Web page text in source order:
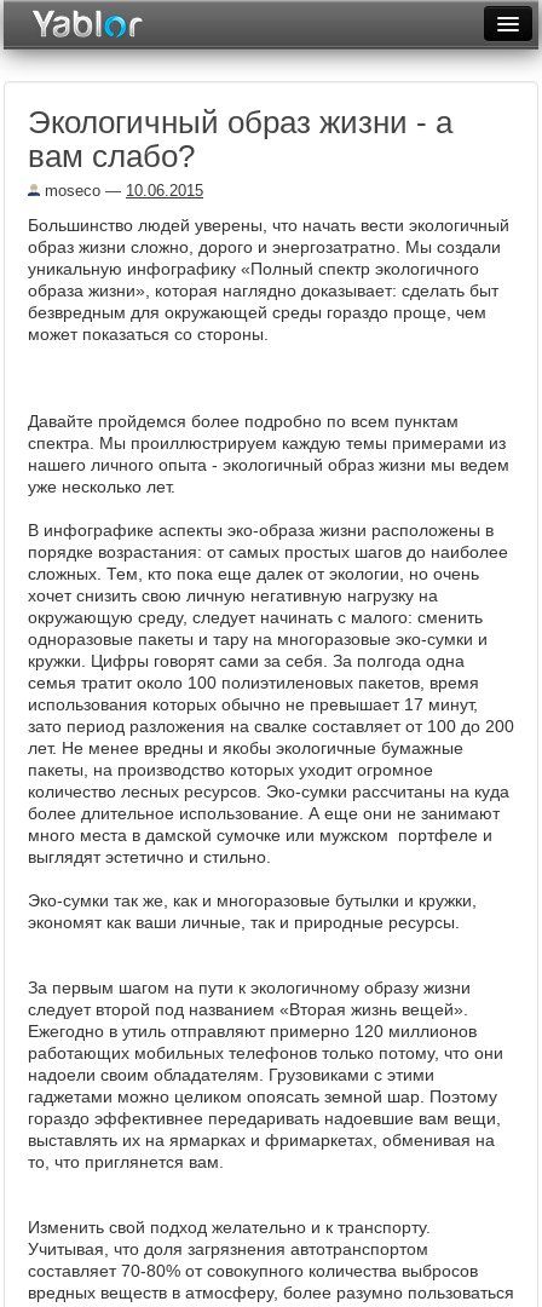
Неделя
Архив
Фототоп
Экологичный образ жизни - а
вам слабо?
moseco — 10.06.2015
Большинство людей уверены, что начать вести экологичный
образ жизни сложно, дорого и энергозатратно. Мы создали
уникальную инфографику «Полный спектр экологичного
образа жизни», которая наглядно доказывает: сделать быт
безвредным для окружающей среды гораздо проще, чем
может показаться со стороны.
Давайте пройдемся более подробно по всем пунктам
спектра. Мы проиллюстрируем каждую темы примерами из
нашего личного опыта - экологичный образ жизни мы ведем
уже несколько лет.
В инфографике аспекты эко-образа жизни расположены в
порядке возрастания: от самых простых шагов до наиболее
сложных. Тем, кто пока еще далек от экологии, но очень
хочет снизить свою личную негативную нагрузку на
окружающую среду, следует начинать с малого: сменить
одноразовые пакеты и тару на многоразовые эко-сумки и
кружки. Цифры говорят сами за себя. За полгода одна
семья тратит около 100 полиэтиленовых пакетов, время
использования которых обычно не превышает 17 минут,
зато период разложения на свалке составляет от 100 до 200
лет. Не менее вредны и якобы экологичные бумажные
пакеты, на производство которых уходит огромное
количество лесных ресурсов. Эко-сумки рассчитаны на куда
более длительное использование. А еще они не занимают
много места в дамской сумочке или мужском портфеле и
выглядят эстетично и стильно.
Эко-сумки так же, как и многоразовые бутылки и кружки,
экономят как ваши личные, так и природные ресурсы.
За первым шагом на пути к экологичному образу жизни
следует второй под названием «Вторая жизнь вещей».
Ежегодно в утиль отправляют примерно 120 миллионов
работающих мобильных телефонов только потому, что они
надоели своим обладателям. Грузовиками с этими
гаджетами можно целиком опоясать земной шар. Поэтому
гораздо эффективнее передаривать надоевшие вам вещи,
выставлять их на ярмарках и фримаркетах, обменивая на
то, что приглянется вам.
Изменить свой подход желательно и к транспорту.
Учитывая, что доля загрязнения автотранспортом
составляет 70-80% от совокупного количества выбросов
вредных веществ в атмосферу, более разумно пользоваться